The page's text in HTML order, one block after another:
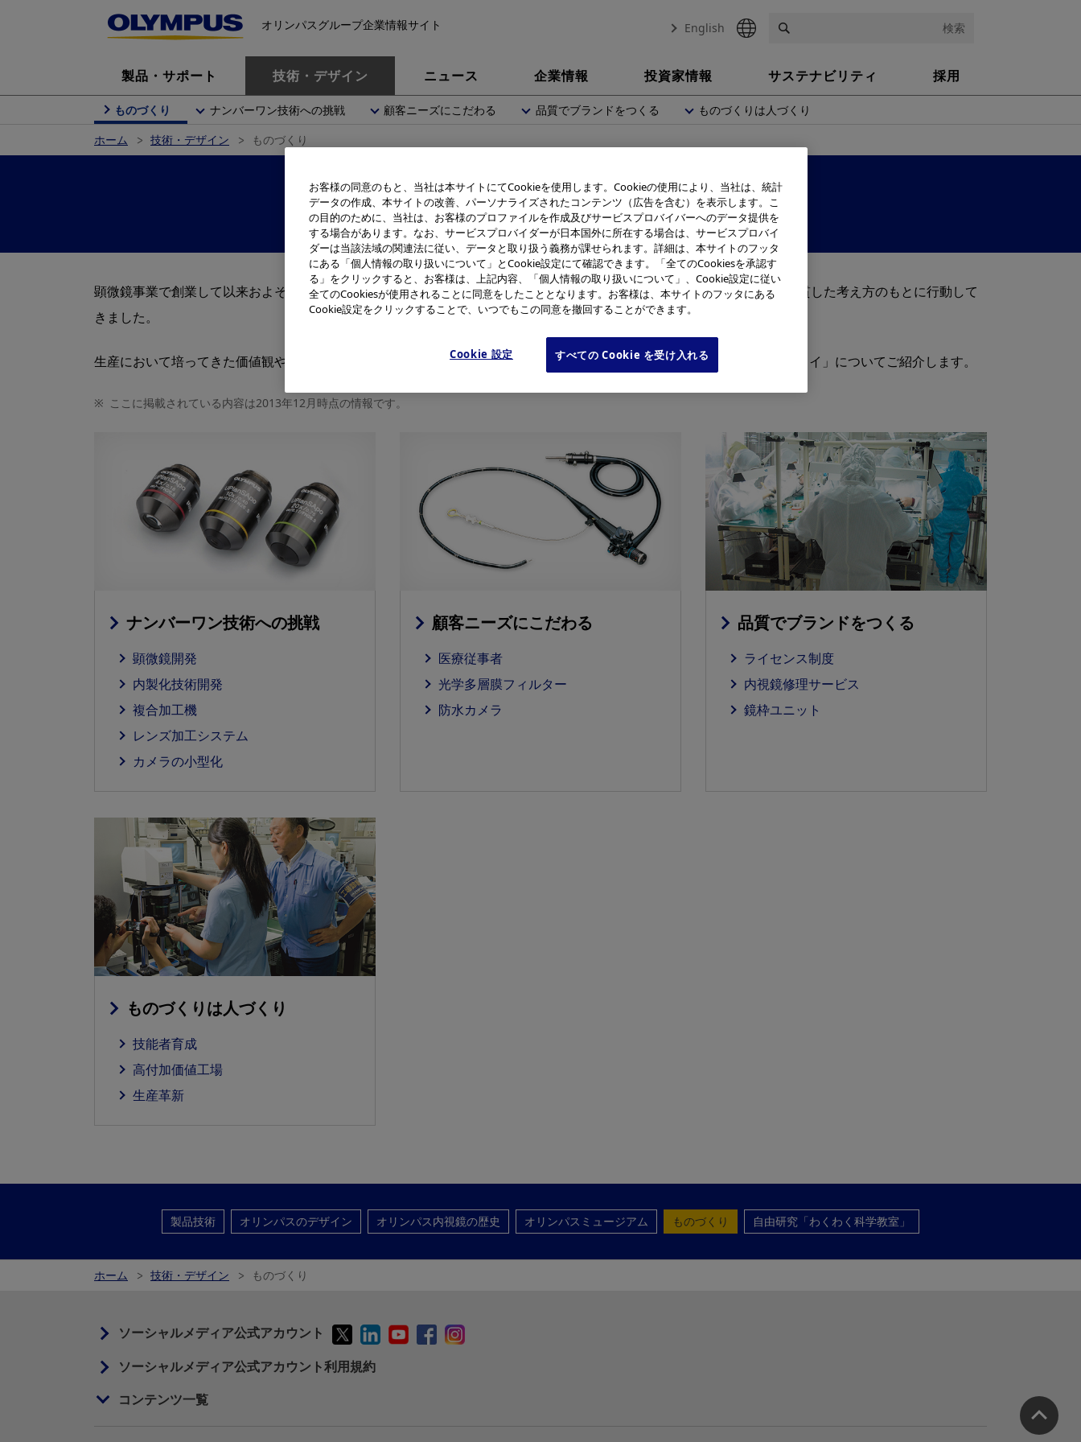
オリンパスグループ企業情報サイト English 検索
製品・サポート 技術・デザイン ニュース 企業情報 投資家情報 サステナビリティ 採用
ものづくり ナンバーワン技術への挑戦 顧客ニーズにこだわる 品質でブランドをつくる
ものづくりは人づくり
ホーム
技術・デザイン ものづくり
ものづくり
顕微鏡事業で創業して以来およそ100年、オリンパスはものづくり企業として世の中に貢献し続けることを信条として、一貫した考え方のもとに行動して
きました。
生産において培ってきた価値観や思想、行動をまとめ、4つの「行動指針」として明文化し、制定した「生産オリンパスウェイ」についてご紹介します。
※ ここに掲載されている内容は2013年12月時点の情報です。
ナンバーワン技術への挑戦
顕微鏡開発
内製化技術開発
複合加工機
レンズ加工システム
カメラの小型化
顧客ニーズにこだわる
医療従事者
光学多層膜フィルター
防水カメラ
品質でブランドをつくる
ライセンス制度
内視鏡修理サービス
鏡枠ユニット
ものづくりは人づくり
技能者育成
高付加価値工場
生産革新
製品技術 オリンパスのデザイン オリンパス内視鏡の歴史 オリンパスミュージアム ものづくり 自由研究「わくわく科学教室」
ホーム 技術・デザイン ものづくり
ソーシャルメディア公式アカウント
ソーシャルメディア公式アカウント利用規約
コンテンツ一覧
お客様の同意のもと、当社は本サイトにてCookieを使用します。Cookieの使用により、当社は、統計
データの作成、本サイトの改善、パーソナライズされたコンテンツ（広告を含む）を表示します。こ
の目的のために、当社は、お客様のプロファイルを作成及びサービスプロバイバーへのデータ提供を
する場合があります。なお、サービスプロバイダーが日本国外に所在する場合は、サービスプロバイ
ダーは当該法域の関連法に従い、データと取り扱う義務が課せられます。詳細は、本サイトのフッタ
にある「個人情報の取り扱いについて」とCookie設定にて確認できます。「全てのCookiesを承認す
る」をクリックすると、お客様は、上記内容、「個人情報の取り扱いについて」、Cookie設定に従い
全てのCookiesが使用されることに同意をしたこととなります。お客様は、本サイトのフッタにある
Cookie設定をクリックすることで、いつでもこの同意を撤回することができます。
Cookie 設定 すべての Cookie を受け入れる